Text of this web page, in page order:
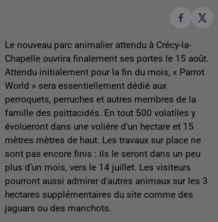
Le nouveau parc animalier attendu à Crécy-la-
Chapelle ouvrira finalement ses portes le 15 août.
Attendu initialement pour la fin du mois, « Parrot
World » sera essentiellement dédié aux
perroquets, perruches et autres membres de la
famille des psittacidés. En tout 500 volatiles y
évolueront dans une volière d'un hectare et 15
mètres mètres de haut. Les travaux sur place ne
sont pas encore finis : ils le seront dans un peu
plus d'un mois, vers le 14 juillet. Les visiteurs
pourront aussi admirer d'autres animaux sur les 3
hectares supplémentaires du site comme des
jaguars ou des manchots.